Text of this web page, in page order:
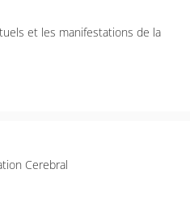
et les manifestations de la
Cerebral